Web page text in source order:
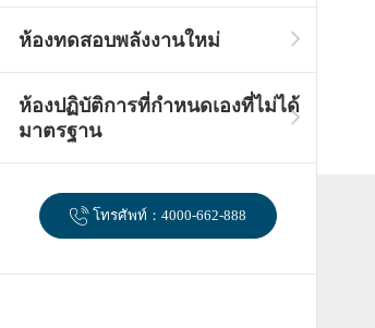
ห้องทดสอบพลังงานใหม่
ห้องปฏิบัติการที่กำหนดเองที่ไม่ได้
มาตรฐาน
โทรศัพท์：4000-662-888